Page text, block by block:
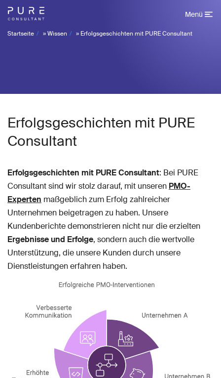
Menü
Startseite »Wissen » Erfolgsgeschichten mit PURE Consultant
Erfolgsgeschichten mit PURE
Consultant
Erfolgsgeschichten mit PURE Consultant: Bei PURE
Consultant sind wir stolz darauf, mit unseren PMO-
Experten maßgeblich zum Erfolg zahlreicher
Unternehmen beigetragen zu haben. Unsere
Kundenberichte demonstrieren nicht nur die erzielten
Ergebnisse und Erfolge, sondern auch die wertvolle
Unterstützung, die unsere Kunden durch unsere
Dienstleistungen erfahren haben.